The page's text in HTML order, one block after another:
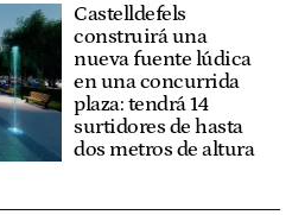
Castelldefels
construirá una
nueva fuente lúdica
en una concurrida
plaza: tendrá 14
surtidores de hasta
dos metros de altura